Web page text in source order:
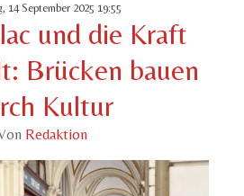
14 September 2025 19:55
und die Kraft
Brücken bauen
Kultur
Redaktion